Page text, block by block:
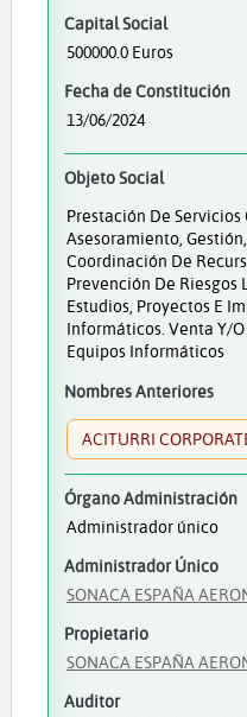
Capital Social
500000.0 Euros
Fecha de Constitución
13/06/2024
Objeto Social
Prestación De
Asesoramiento,
Coordinación De
Prevención De Riesgos
Estudios, Proyectos E
Informáticos. Venta Y/
Equipos Informáticos
Nombres Anteriores
ACITURRI
Órgano Administración
Administrador único
Administrador Único
SONACA ESPAÑA
Propietario
SONACA ESPAÑA
Auditor